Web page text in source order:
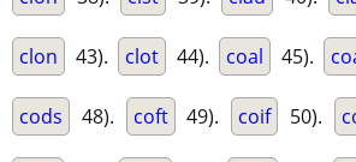
clon 43). clot 44). coal 45).
cods 48). coft 49). coif 50).